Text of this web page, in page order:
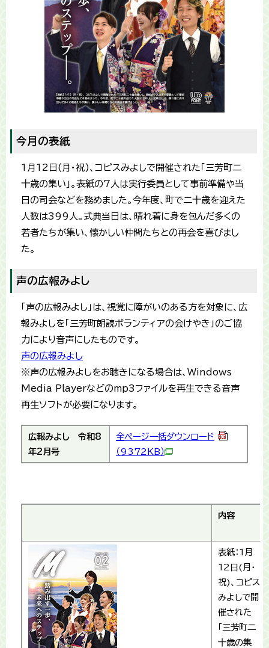
今月の表紙
1月12日(月・祝)、コピスみよしで開催された「三芳町二
十歳の集い」。表紙の7人は実行委員として事前準備や当
日の司会などを務めました。今年度、町で二十歳を迎えた
人数は399人。式典当日は、晴れ着に身を包んだ多くの
若者たちが集い、懐かしい仲間たちとの再会を喜びまし
た。
声の広報みよし
「声の広報みよし」は、視覚に障がいのある方を対象に、広
報みよしを「三芳町朗読ボランティアの会けやき」のご協
力により音声にしたものです。
声の広報みよし
※声の広報みよしをお聴きになる場合は、Windows
Media Playerなどのmp3ファイルを再生できる音声
再生ソフトが必要になります。
広報みよし 令和8
年2月号
全ページ一括ダウンロード
（9372KB）
内容
表紙：1月
12日(月・
祝)、コピス
みよしで開
催された
「三芳町二
十歳の集